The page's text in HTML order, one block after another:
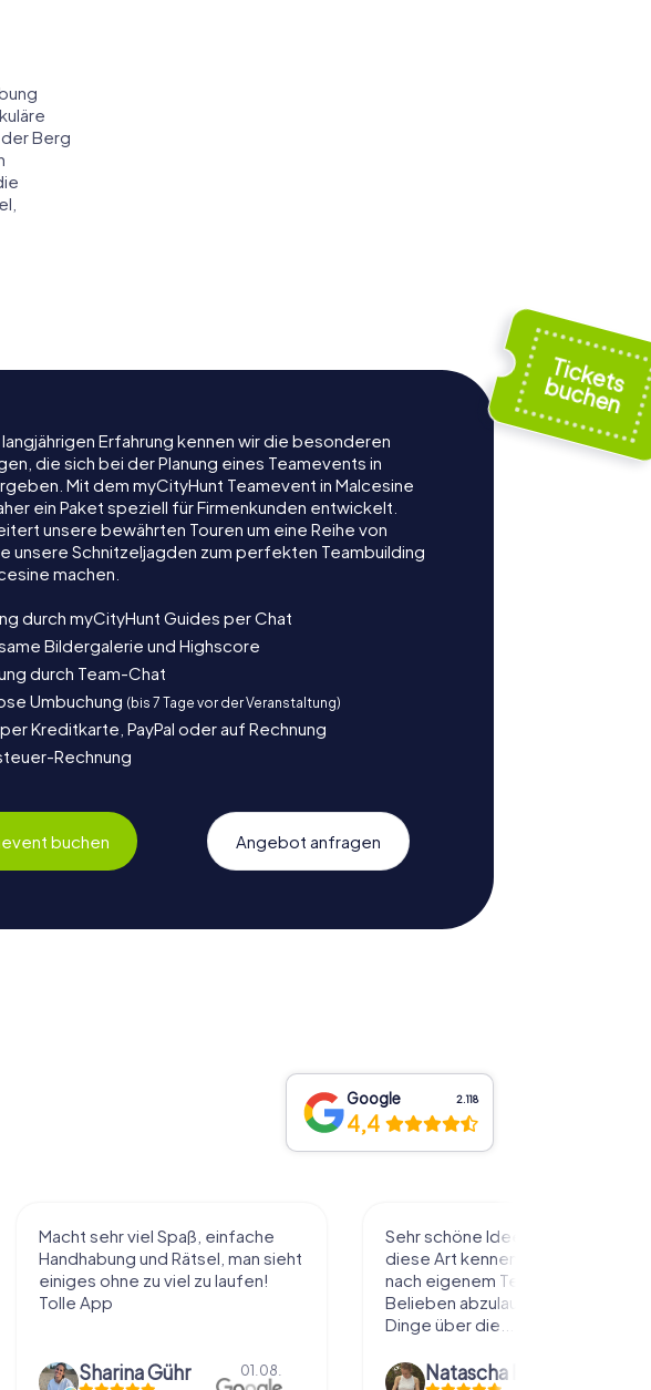
Berg
Erfahrung kennen wir die besonderen
die sich bei der Planung eines Teamevents in
Mit dem myCityHunt Teamevent in Malcesine
ein Paket speziell für Firmenkunden entwickelt.
unsere bewährten Touren um eine Reihe von
unsere Schnitzeljagden zum perfekten Teambuilding
machen.
durch myCityHunt Guides per Chat
Bildergalerie und Highscore
durch Team-Chat
Umbuchung (bis 7 Tage vor der Veranstaltung)
Kreditkarte, PayPal oder auf Rechnung
Rechnung
buchen Angebot anfragen
Google 2.118
4,4
Macht sehr viel Spaß, einfache
Handhabung und Rätsel, man sieht
einiges ohne zu viel zu laufen!
Tolle App
Sharina Gühr 01.08.
Sehr schöne Idee die Stadt auf
diese Art kennenzulernen. Alles
nach eigenem Tempo und
Belieben abzulaufen und dabei
Dinge über die...